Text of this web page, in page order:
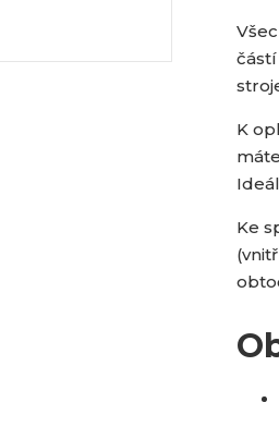
K
Ke